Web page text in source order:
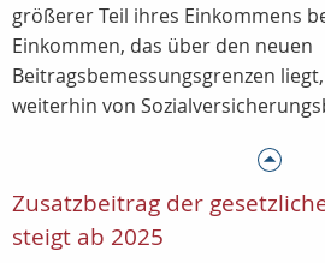
größerer Teil ihres Einkommens
Einkommen, das über den neuen
Beitragsbemessungsgrenzen
weiterhin von
Zusatzbeitrag der
steigt ab 2025